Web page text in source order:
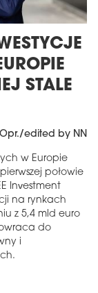
STALE
Opr./edited by NN
w Europie
połowie
Investment
na rynkach
z 5,4 mld euro
do
i